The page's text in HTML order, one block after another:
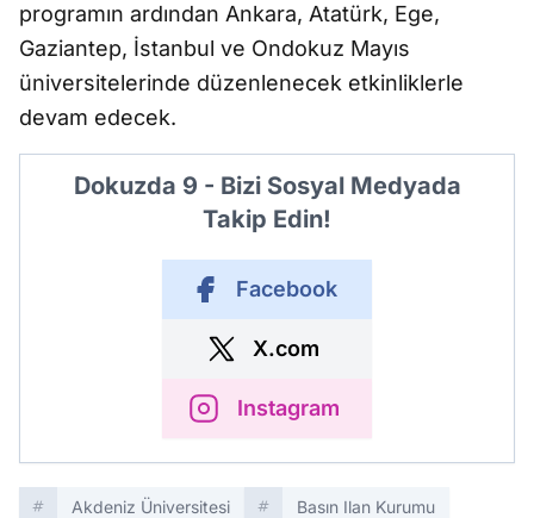
programın ardından Ankara, Atatürk, Ege,
Gaziantep, İstanbul ve Ondokuz Mayıs
üniversitelerinde düzenlenecek etkinliklerle
devam edecek.
Dokuzda 9 - Bizi Sosyal Medyada
Takip Edin!
Facebook
X.com
Instagram
Akdeniz Üniversitesi
Basın Ilan Kurumu